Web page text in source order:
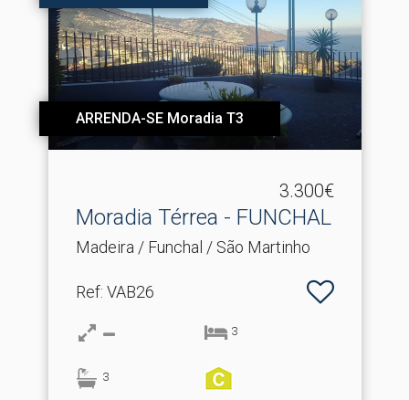
ARRENDA-SE Moradia T3
3.300€
Moradia Térrea - FUNCHAL
Madeira / Funchal / São Martinho
Ref: VAB26
3
3